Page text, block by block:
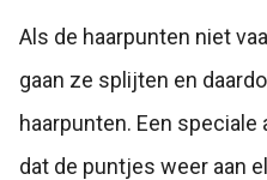
Als de haarpunten niet
gaan ze splijten en
haarpunten. Een
dat de puntjes weer aan